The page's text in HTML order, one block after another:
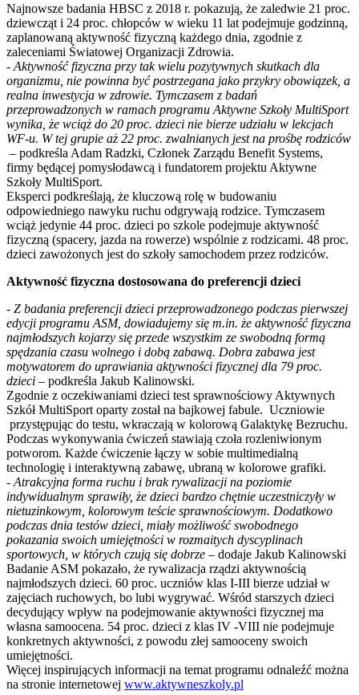
Najnowsze badania HBSC z 2018 r. pokazują, że zaledwie 21 proc.
dziewcząt i 24 proc. chłopców w wieku 11 lat podejmuje godzinną,
zaplanowaną aktywność fizyczną każdego dnia, zgodnie z
zaleceniami Światowej Organizacji Zdrowia.
- Aktywność fizyczna przy tak wielu pozytywnych skutkach dla
organizmu, nie powinna być postrzegana jako przykry obowiązek, a
realna inwestycja w zdrowie. Tymczasem z badań
przeprowadzonych w ramach programu Aktywne Szkoły MultiSport
wynika, że wciąż do 20 proc. dzieci nie bierze udziału w lekcjach
WF-u. W tej grupie aż 22 proc. zwalnianych jest na prośbę rodziców
– podkreśla Adam Radzki, Członek Zarządu Benefit Systems,
firmy będącej pomysłodawcą i fundatorem projektu Aktywne
Szkoły MultiSport.
Eksperci podkreślają, że kluczową rolę w budowaniu
odpowiedniego nawyku ruchu odgrywają rodzice. Tymczasem
wciąż jedynie 44 proc. dzieci po szkole podejmuje aktywność
fizyczną (spacery, jazda na rowerze) wspólnie z rodzicami. 48 proc.
dzieci zawożonych jest do szkoły samochodem przez rodziców.
Aktywność fizyczna dostosowana do preferencji dzieci
- Z badania preferencji dzieci przeprowadzonego podczas pierwszej
edycji programu ASM, dowiadujemy się m.in. że aktywność fizyczna
najmłodszych kojarzy się przede wszystkim ze swobodną formą
spędzania czasu wolnego i dobą zabawą. Dobra zabawa jest
motywatorem do uprawiania aktywności fizycznej dla 79 proc.
dzieci – podkreśla Jakub Kalinowski.
Zgodnie z oczekiwaniami dzieci test sprawnościowy Aktywnych
Szkół MultiSport oparty został na bajkowej fabule. Uczniowie
przystępując do testu, wkraczają w kolorową Galaktykę Bezruchu.
Podczas wykonywania ćwiczeń stawiają czoła rozleniwionym
potworom. Każde ćwiczenie łączy w sobie multimedialną
technologię i interaktywną zabawę, ubraną w kolorowe grafiki.
- Atrakcyjna forma ruchu i brak rywalizacji na poziomie
indywidualnym sprawiły, że dzieci bardzo chętnie uczestniczyły w
nietuzinkowym, kolorowym teście sprawnościowym. Dodatkowo
podczas dnia testów dzieci, miały możliwość swobodnego
pokazania swoich umiejętności w rozmaitych dyscyplinach
sportowych, w których czują się dobrze – dodaje Jakub Kalinowski
Badanie ASM pokazało, że rywalizacja rządzi aktywnością
najmłodszych dzieci. 60 proc. uczniów klas I-III bierze udział w
zajęciach ruchowych, bo lubi wygrywać. Wśród starszych dzieci
decydujący wpływ na podejmowanie aktywności fizycznej ma
własna samoocena. 54 proc. dzieci z klas IV -VIII nie podejmuje
konkretnych aktywności, z powodu złej samooceny swoich
umiejętności.
Więcej inspirujących informacji na temat programu odnaleźć można
na stronie internetowej www.aktywneszkoly.pl